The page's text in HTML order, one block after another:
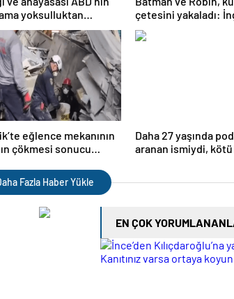
ama yoksulluktan
çetesini yakaladı:
çizgi romanları
eğlence mekanının
çökmesi sonucu
Daha 27 yaşında
aranan ismiydi,
Fazla Haber Yükle
EN ÇOK